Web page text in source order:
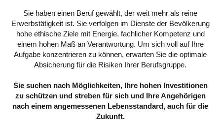
Sie haben einen Beruf gewählt, der weit mehr als reine
Erwerbstätigkeit ist. Sie verfolgen im Dienste der Bevölkerung
hohe ethische Ziele mit Energie, fachlicher Kompetenz und
einem hohen Maß an Verantwortung. Um sich voll auf Ihre
Aufgabe konzentrieren zu können, erwarten Sie die optimale
Absicherung für die Risiken Ihrer Berufsgruppe.
Sie suchen nach Möglichkeiten, Ihre hohen Investitionen
zu schützen und streben für sich und Ihre Angehörigen
nach einem angemessenen Lebensstandard, auch für die
Zukunft.